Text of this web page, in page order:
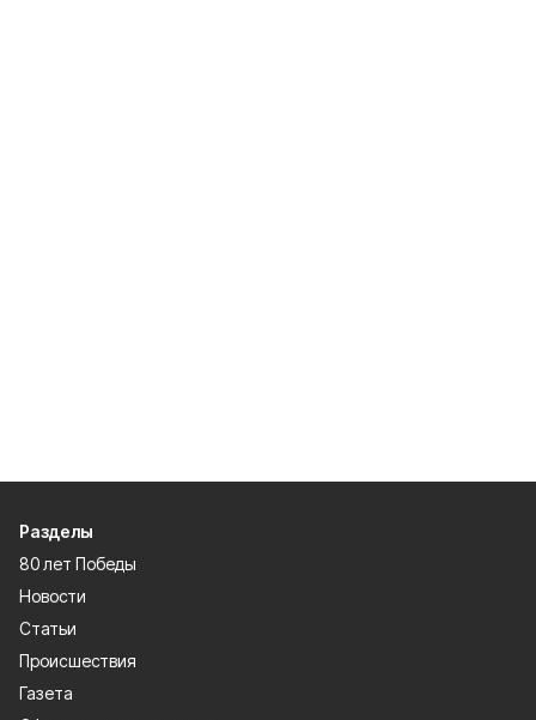
Разделы
80 лет Победы
Новости
Статьи
Происшествия
Газета